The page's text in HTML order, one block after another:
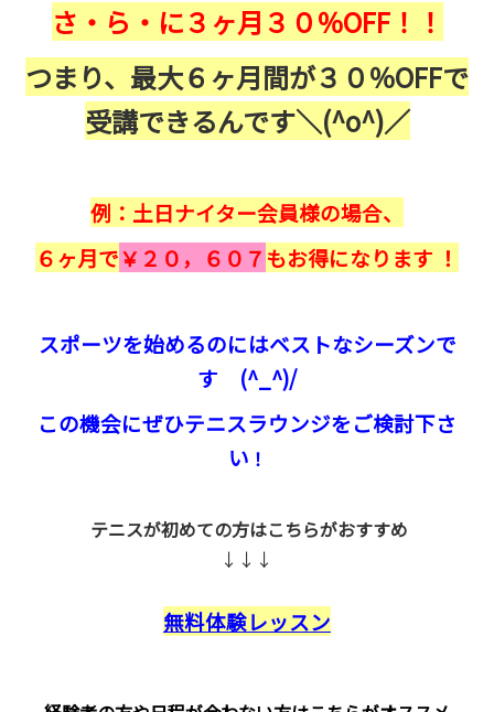
さ・ら・に３ヶ月３０％OFF！！
つまり、最大６ヶ月間が３０％OFFで
受講できるんです＼(^o^)／
例：土日ナイター会員様の場合、
６ヶ月で￥２０，６０７ もお得になります ！
スポーツを始めるのにはベストなシーズンで
す (^_^)/
この機会にぜひテニスラウンジをご検討下さ
い ！
テニスが初めての方はこちらがおすすめ
↓↓↓
無料体験レッスン